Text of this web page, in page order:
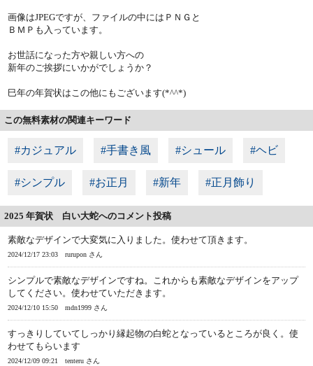
画像はJPEGですが、ファイルの中にはＰＮＧと
ＢＭＰも入っています。
お世話になった方や親しい方への
新年のご挨拶にいかがでしょうか？
巳年の年賀状はこの他にもございます(*^^*)
この無料素材の関連キーワード
#カジュアル #手書き風 #シュール #ヘビ
#シンプル #お正月 #新年 #正月飾り
2025 年賀状 白い大蛇へのコメント投稿
素敵なデザインで大変気に入りました。使わせて頂きます。
2024/12/17 23:03 rurupon さん
シンプルで素敵なデザインですね。これからも素敵なデザインをアップ
してください。使わせていただきます。
2024/12/10 15:50 mdn1999 さん
すっきりしていてしっかり縁起物の白蛇となっているところが良く。使
わせてもらいます
2024/12/09 09:21 tenteru さん